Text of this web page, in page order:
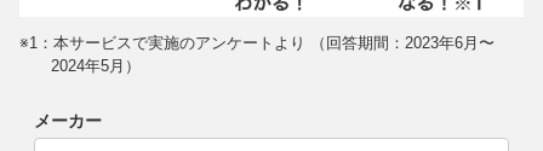
※1：本サービスで実施のアンケートより （回答期間：2023年6月〜
2024年5月）
メーカー